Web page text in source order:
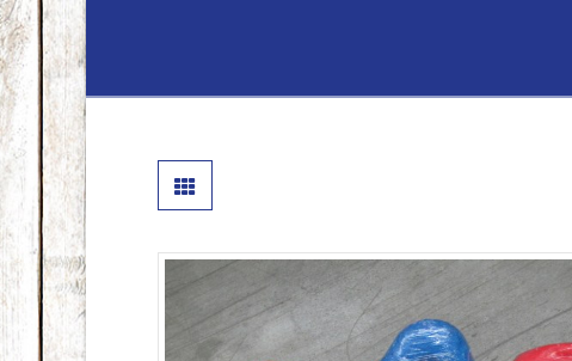
Hout
&